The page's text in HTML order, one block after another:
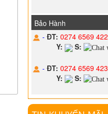
Bảo Hành
-ĐT: 0274 6569 422
Y:
S:
-ĐT: 0274 6569 423
Y:
S: